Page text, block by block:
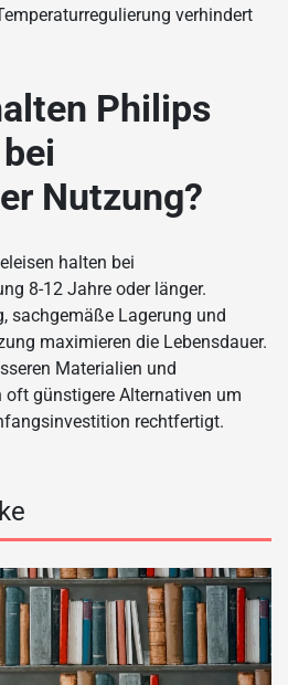
verhindert
Philips
Nutzung?
halten bei
8-12 Jahre oder länger.
sachgemäße Lagerung und
maximieren die Lebensdauer.
Materialien und
günstigere Alternativen um
rechtfertigt.